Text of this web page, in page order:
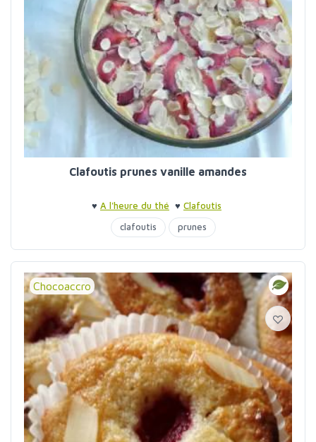
Clafoutis prunes vanille amandes
♥ A l'heure du thé ♥ Clafoutis
clafoutis
prunes
Chocoaccro